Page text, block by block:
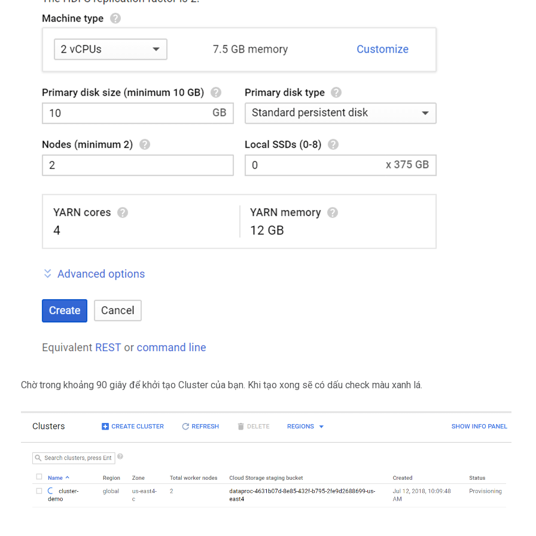
Chờ trong khoảng 90 giây để khởi tạo Cluster của bạn. Khi tạo xong sẽ có dấu check màu xanh lá.